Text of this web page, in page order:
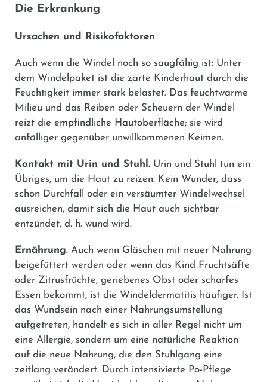
Die Erkrankung
Ursachen und Risikofaktoren
Auch wenn die Windel noch so saugfähig ist: Unter
dem Windelpaket ist die zarte Kinderhaut durch die
Feuchtigkeit immer stark belastet. Das feuchtwarme
Milieu und das Reiben oder Scheuern der Windel
reizt die empfindliche Hautoberfläche; sie wird
anfälliger gegenüber unwillkommenen Keimen.
Kontakt mit Urin und Stuhl. Urin und Stuhl tun ein
Übriges, um die Haut zu reizen. Kein Wunder, dass
schon Durchfall oder ein versäumter Windelwechsel
ausreichen, damit sich die Haut auch sichtbar
entzündet, d. h. wund wird.
Ernährung. Auch wenn Gläschen mit neuer Nahrung
beigefüttert werden oder wenn das Kind Fruchtsäfte
oder Zitrusfrüchte, geriebenes Obst oder scharfes
Essen bekommt, ist die Windeldermatitis häufiger. Ist
das Wundsein nach einer Nahrungsumstellung
aufgetreten, handelt es sich in aller Regel nicht um
eine Allergie, sondern um eine natürliche Reaktion
auf die neue Nahrung, die den Stuhlgang eine
zeitlang verändert. Durch intensivierte Po-Pflege